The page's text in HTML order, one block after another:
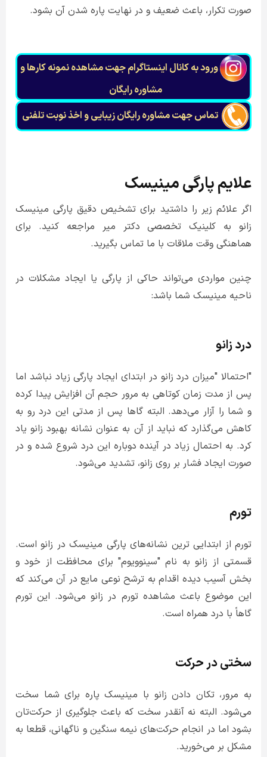
صورت تکرار، باعث ضعیف و در نهایت پاره شدن آن بشود.
ورود به کانال اینستاگرام جهت مشاهده نمونه کارها و
مشاوره رایگان
تماس جهت مشاوره رايگان زيبايی و اخذ نوبت تلفنی
علایم پارگی مینیسک
اگر علائم زیر را داشتید برای تشخیص دقیق پارگی مینیسک
زانو به کلینیک تخصصی دکتر میر مراجعه کنید. برای
هماهنگی وقت ملاقات با ما تماس بگیرید.
چنین مواردی می‌تواند حاکی از پارگی یا ایجاد مشکلات در
ناحیه مینیسک شما باشد:
درد زانو
"احتمالا "میزان درد زانو در ابتدای ایجاد پارگی زیاد نباشد اما
پس از مدت زمان کوتاهی به مرور حجم آن افزایش پیدا کرده
و شما را آزار می‌دهد. البته گاها پس از مدتی این درد رو به
کاهش می‌گذارد که نباید از آن به عنوان نشانه بهبود زانو یاد
کرد. به احتمال زیاد در آینده دوباره این درد شروع شده و در
صورت ایجاد فشار بر روی زانو، تشدید می‌شود.
تورم
تورم از ابتدایی ترین نشانه‌های پارگی مینیسک در زانو است.
قسمتی از زانو به نام "سینوویوم" برای محافظت از خود و
بخش آسیب دیده اقدام به ترشح نوعی مایع در آن می‌کند که
این موضوع باعث مشاهده تورم در زانو می‌شود. این تورم
گاهاً با درد همراه است.
سختی در حرکت
به مرور، تکان دادن زانو با مینیسک پاره برای شما سخت
می‌شود. البته نه آنقدر سخت که باعث جلوگیری از حرکت‌تان
بشود اما در انجام حرکت‌های نیمه سنگین و ناگهانی، قطعا به
مشکل بر می‌خورید.